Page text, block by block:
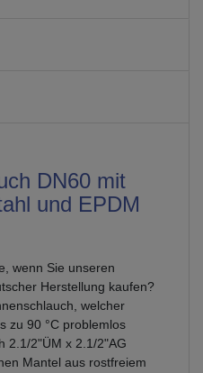
DN60 mit
und EPDM
wenn Sie unseren
Herstellung kaufen?
welcher
zu 90 °C problemlos
2.1/2"ÜM x 2.1/2"AG
Mantel aus rostfreiem